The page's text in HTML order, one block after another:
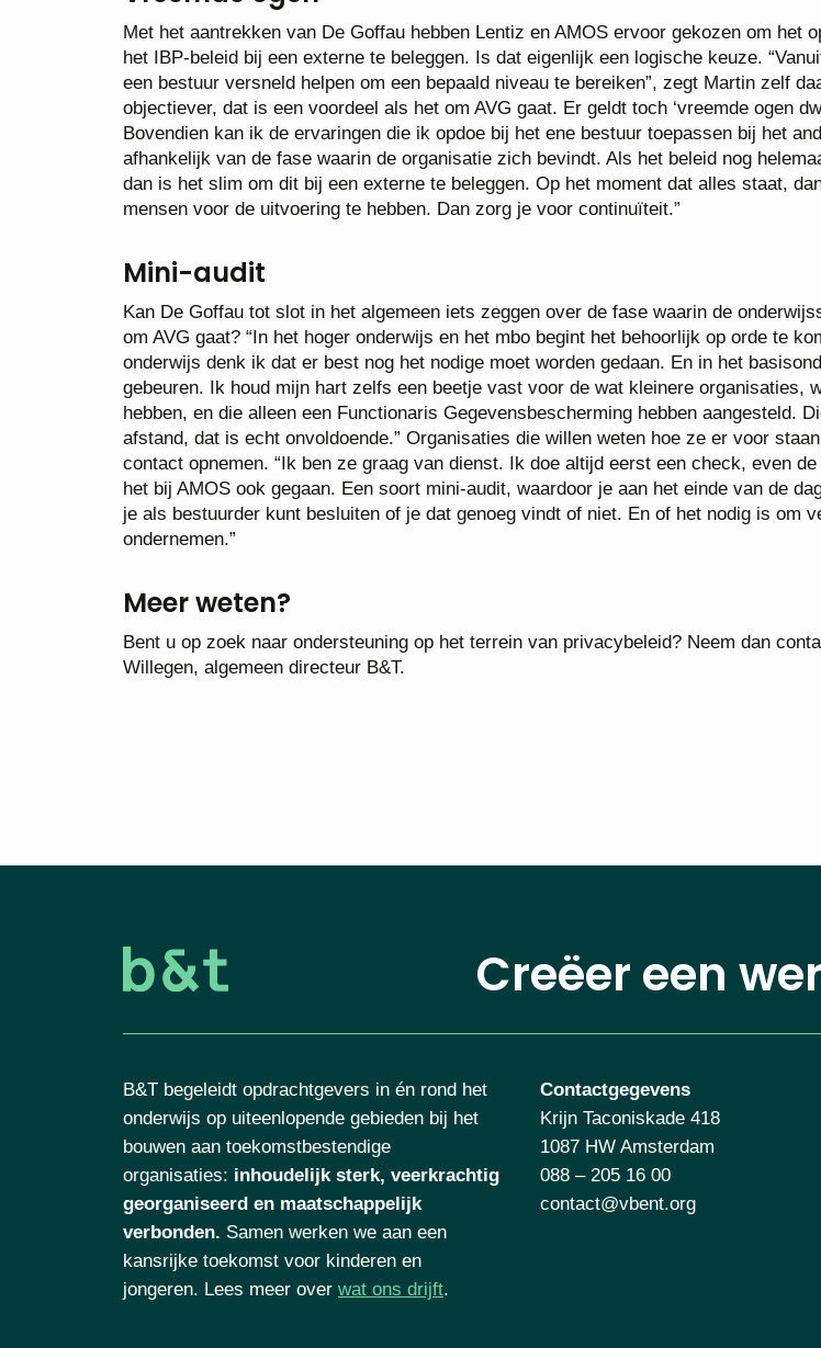
Met het aantrekken van De Goffau hebben Lentiz en AMOS ervoor gekozen om het
het IBP-beleid bij een externe te beleggen. Is dat eigenlijk een logische keuze.
een bestuur versneld helpen om een bepaald niveau te bereiken”, zegt Martin zelf
objectiever, dat is een voordeel als het om AVG gaat. Er geldt toch ‘vreemde ogen
Bovendien kan ik de ervaringen die ik opdoe bij het ene bestuur toepassen bij het
afhankelijk van de fase waarin de organisatie zich bevindt. Als het beleid nog
dan is het slim om dit bij een externe te beleggen. Op het moment dat alles staat,
mensen voor de uitvoering te hebben. Dan zorg je voor continuïteit.”
Mini-audit
Kan De Goffau tot slot in het algemeen iets zeggen over de fase waarin de
om AVG gaat? “In het hoger onderwijs en het mbo begint het behoorlijk op orde te
onderwijs denk ik dat er best nog het nodige moet worden gedaan. En in het
gebeuren. Ik houd mijn hart zelfs een beetje vast voor de wat kleinere organisaties,
hebben, en die alleen een Functionaris Gegevensbescherming hebben aangesteld.
afstand, dat is echt onvoldoende.” Organisaties die willen weten hoe ze er voor
contact opnemen. “Ik ben ze graag van dienst. Ik doe altijd eerst een check, even
het bij AMOS ook gegaan. Een soort mini-audit, waardoor je aan het einde van de
je als bestuurder kunt besluiten of je dat genoeg vindt of niet. En of het nodig is om
ondernemen.”
Meer weten?
Bent u op zoek naar ondersteuning op het terrein van privacybeleid? Neem dan
Willegen, algemeen directeur B&T.
Creëer een
B&T begeleidt opdrachtgevers in én rond het
onderwijs op uiteenlopende gebieden bij het
bouwen aan toekomstbestendige
organisaties: inhoudelijk sterk, veerkrachtig
georganiseerd en maatschappelijk
verbonden. Samen werken we aan een
kansrijke toekomst voor kinderen en
jongeren. Lees meer over wat ons drijft.
Contactgegevens
Krijn Taconiskade 418
1087 HW Amsterdam
088 – 205 16 00
contact@vbent.org